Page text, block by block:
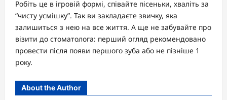
Робіть це в ігровій формі, співайте пісеньки, хваліть за
“чисту усмішку”. Так ви закладаєте звичку, яка
залишиться з нею на все життя. А ще не забувайте про
візити до стоматолога: перший огляд рекомендовано
провести після появи першого зуба або не пізніше 1
року.
About the Author